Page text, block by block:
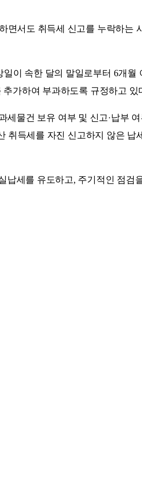
면서도 취득세 신고를 누락하는
이 속한 달의 말일로부터 6개월
추가하여 부과하도록 규정하고 있
물건 보유 여부 및 신고·납부
취득세를 자진 신고하지 않은
납세를 유도하고, 주기적인 점검